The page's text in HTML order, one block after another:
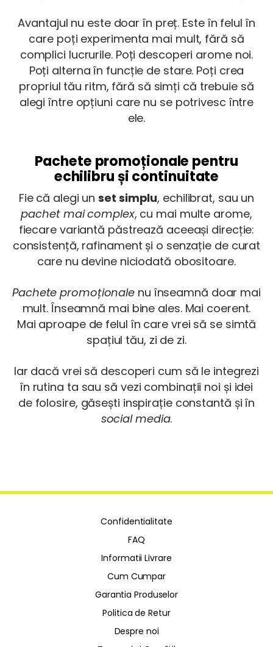
Avantajul nu este doar în preț. Este în felul în
care poți experimenta mai mult, fără să
complici lucrurile. Poți descoperi arome noi.
Poți alterna în funcție de stare. Poți crea
propriul tău ritm, fără să simți că trebuie să
alegi între opțiuni care nu se potrivesc între
ele.
Pachete promoționale pentru
echilibru și continuitate
Fie că alegi unset simplu, echilibrat, sau un
pachet mai complex, cu mai multe arome,
fiecare variantă păstrează aceeași direcție:
consistență, rafinament și o senzație de curat
care nu devine niciodată obositoare.
Pachete promoționale nu înseamnă doar mai
mult. Înseamnă mai bine ales. Mai coerent.
Mai aproape de felul în care vrei să se simtă
spațiul tău, zi de zi.
Iar dacă vrei să descoperi cum să le integrezi
în rutina ta sau să vezi combinații noi și idei
de folosire, găsești inspirație constantă și în
social media.
Confidentialitate
FAQ
Informatii Livrare
Cum Cumpar
Garantia Produselor
Politica de Retur
Despre noi